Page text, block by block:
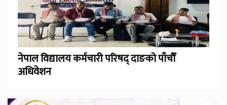
नेपाल विद्यालय कर्मचारी परिषद् दाङको पाँचौँ
अधिवेशन